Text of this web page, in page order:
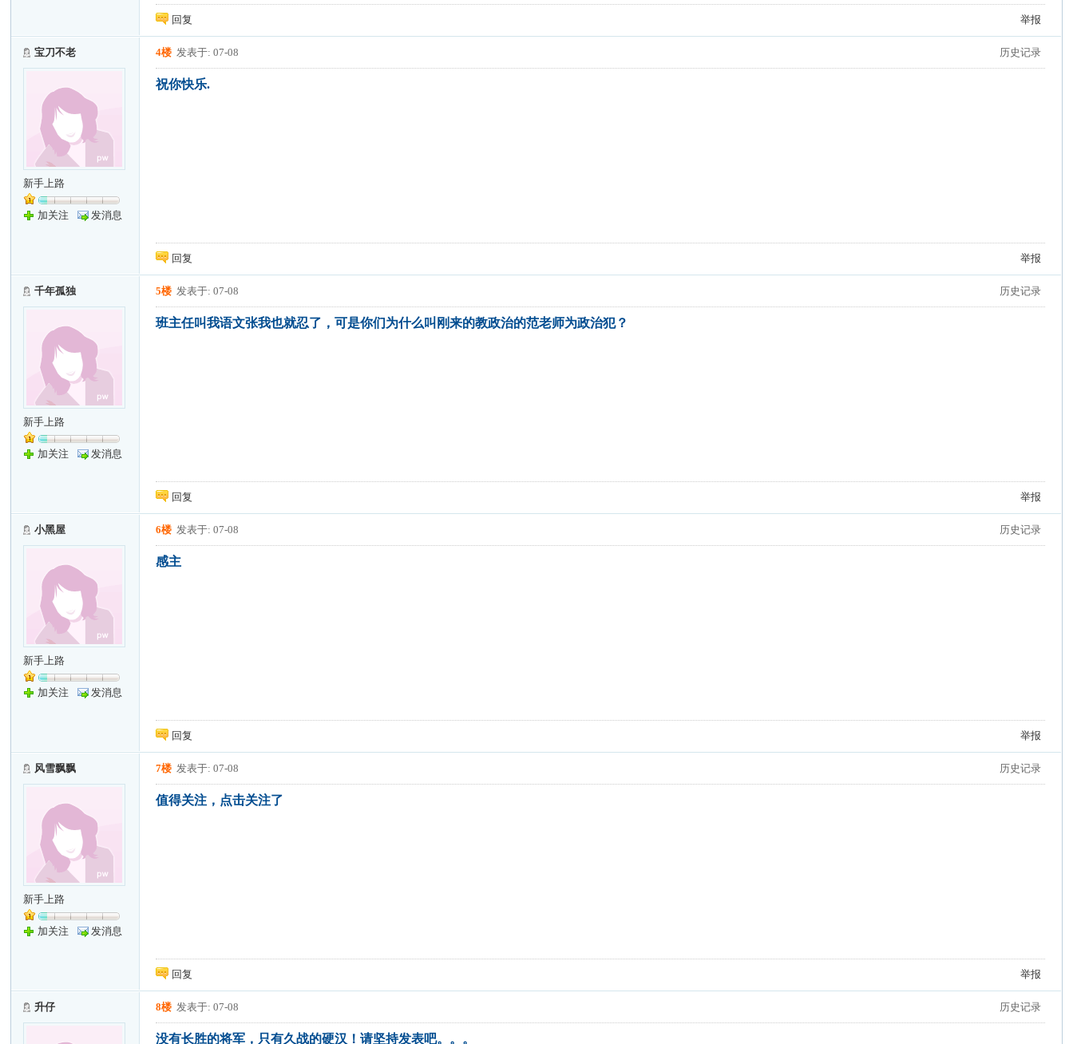
回复 举报
宝刀不老
新手上路
加关注 发消息
历史记录
4楼 发表于: 07-08
祝你快乐.
回复 举报
千年孤独
新手上路
加关注 发消息
历史记录
5楼 发表于: 07-08
班主任叫我语文张我也就忍了，可是你们为什么叫刚来的教政治的范老师为政治犯？
回复 举报
小黑屋
新手上路
加关注 发消息
历史记录
6楼 发表于: 07-08
感主
回复 举报
风雪飘飘
新手上路
加关注 发消息
历史记录
7楼 发表于: 07-08
值得关注，点击关注了
回复 举报
升仔 历史记录
8楼 发表于: 07-08
没有长胜的将军，只有久战的硬汉！请坚持发表吧。。。